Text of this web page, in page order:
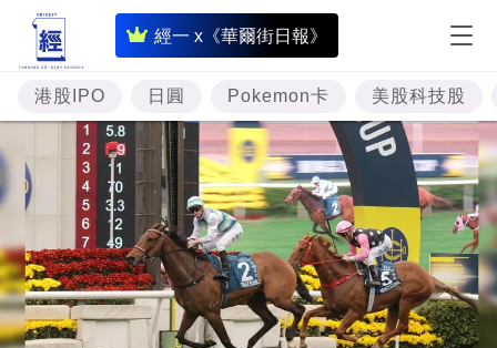
經一 x《華爾街日報》
即
時
財
經
專
題
投
資
樓
市
港股IPO 日圓 Pokemon卡 美股科技股